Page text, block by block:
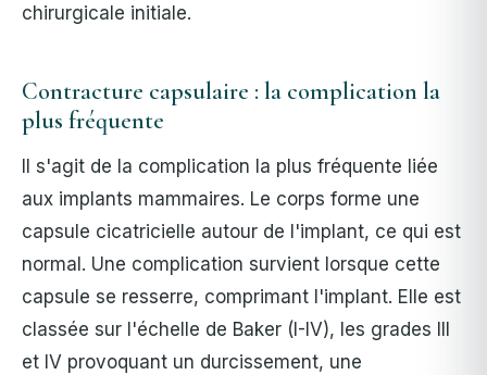
chirurgicale initiale.
Contracture capsulaire : la complication la
plus fréquente
Il s'agit de la complication la plus fréquente liée
aux implants mammaires. Le corps forme une
capsule cicatricielle autour de l'implant, ce qui est
normal. Une complication survient lorsque cette
capsule se resserre, comprimant l'implant. Elle est
classée sur l'échelle de Baker (I-IV), les grades III
et IV provoquant un durcissement, une